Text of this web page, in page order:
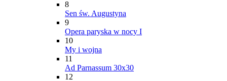
8
Sen św. Augustyna
9
Opera paryska w nocy I
10
My i wojna
11
Ad Parnassum 30x30
12